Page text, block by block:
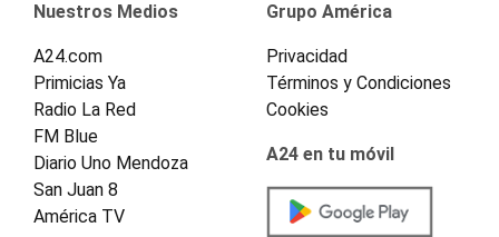
Nuestros Medios
A24.com
Primicias Ya
Radio La Red
FM Blue
Diario Uno Mendoza
San Juan 8
América TV
Grupo América
Privacidad
Términos y Condiciones
Cookies
A24 en tu móvil